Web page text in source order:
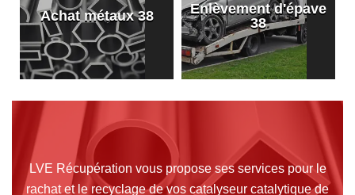
Achat métaux 38
Enlèvement d'épave
38
LVE Récupération vous propose ses services pour le
rachat et le recyclage de vos catalyseur catalytique de